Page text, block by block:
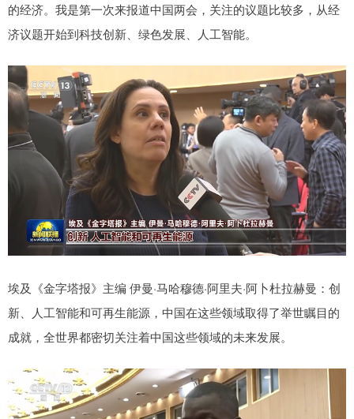
的经济。我是第一次来报道中国两会，关注的议题比较多，从经
济议题开始到科技创新、绿色发展、人工智能。
埃及《金字塔报》主编 伊曼·马哈穆德·阿里夫·阿卜杜拉赫曼：创
新、人工智能和可再生能源，中国在这些领域取得了举世瞩目的
成就，全世界都密切关注着中国这些领域的未来发展。